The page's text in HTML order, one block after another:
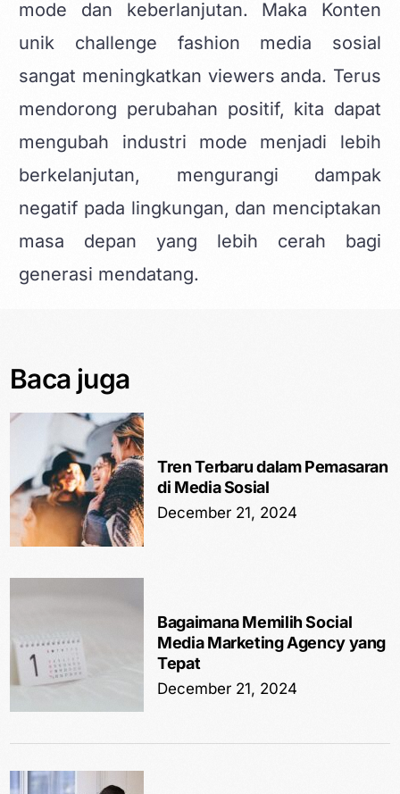
mode dan keberlanjutan. Maka Konten
unik challenge fashion media sosial
sangat meningkatkan viewers anda. Terus
mendorong perubahan positif, kita dapat
mengubah industri mode menjadi lebih
berkelanjutan, mengurangi dampak
negatif pada lingkungan, dan menciptakan
masa depan yang lebih cerah bagi
generasi mendatang.
Baca juga
Tren Terbaru dalam Pemasaran
di Media Sosial
December 21, 2024
Bagaimana Memilih Social
Media Marketing Agency yang
Tepat
December 21, 2024